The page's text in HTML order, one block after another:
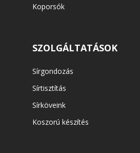
Koporsók
SZOLGÁLTATÁSOK
Sírgondozás
Sírtisztítás
Sírköveink
Koszorú készítés